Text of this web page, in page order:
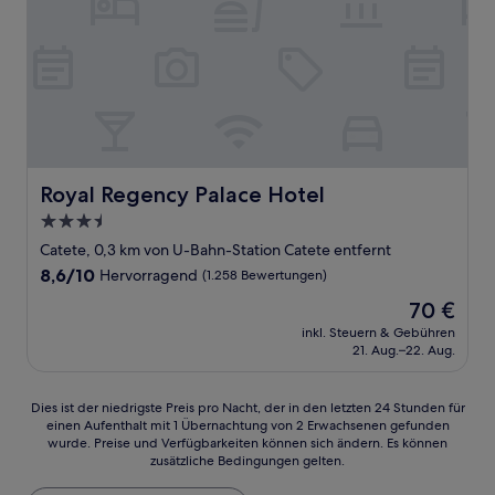
Royal Regency Palace Hotel
Royal Regency Palace Hotel
3.5-
Sterne-
Unterkunft
Catete, 0,3 km von U-Bahn-Station Catete entfernt
8.6
8,6/10 Hervorragend (1.258 Bewertungen)
Der
Preis
beträgt
70 €
inkl. Steuern & Gebühren
21. Aug.–22. Aug.
Dies
der
Preis
Dies ist der niedrigste Preis pro Nacht, der in den letzten 24 Stunden für
einen Aufenthalt mit 1 Übernachtung von 2 Erwachsenen gefunden
wurde. Preise und Verfügbarkeiten können sich ändern. Es können
zusätzliche Bedingungen gelten.